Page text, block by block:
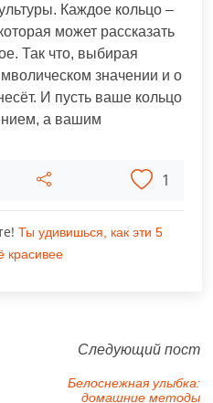
Каждое кольцо –
может рассказать
Так что, выбирая
значении и о
И пусть ваше кольцо
а вашим
1
Ты удивишься, как эти 5
красивее
Следующий пост
Белоснежная улыбка:
домашние методы